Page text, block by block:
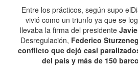
Entre los prácticos, según supo
vivió como un triunfo ya que se
llevaba la firma del presidente
Desregulación, Federico
conflicto que dejó casi
del país y más de 150